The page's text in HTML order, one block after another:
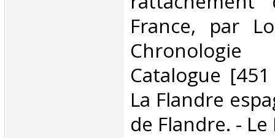
France, par
Catalogue
La Flandre
de Flandre. -